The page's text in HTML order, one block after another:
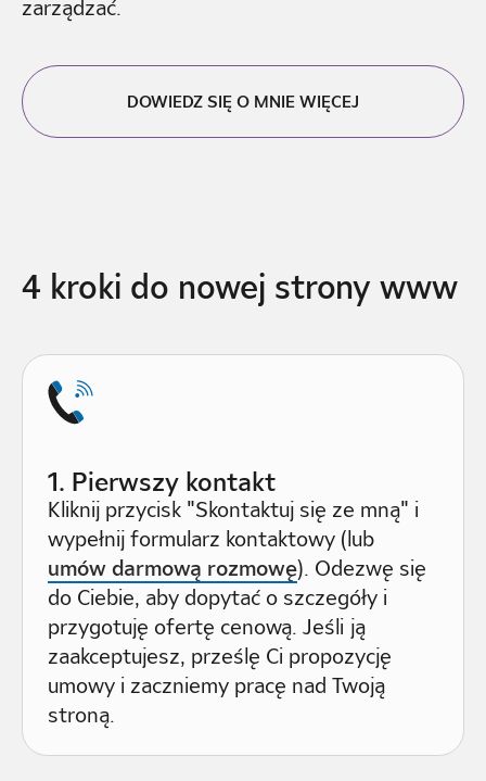
zarządzać.
DOWIEDZ SIĘ O MNIE WIĘCEJ
4 kroki do nowej strony www
1. Pierwszy kontakt
Kliknij przycisk "Skontaktuj się ze mną" i
wypełnij formularz kontaktowy (lub
umów darmową rozmowę). Odezwę się
do Ciebie, aby dopytać o szczegóły i
przygotuję ofertę cenową. Jeśli ją
zaakceptujesz, prześlę Ci propozycję
umowy i zaczniemy pracę nad Twoją
stroną.